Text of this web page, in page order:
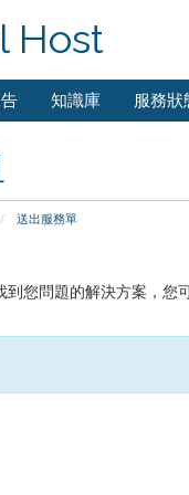
Host
知識庫 服務狀
送出服務單
您問題的解決方案，